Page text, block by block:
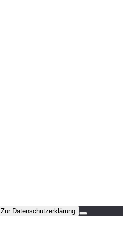
Zur Datenschutzerklärung